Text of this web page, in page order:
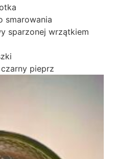
smarowania
sparzonej wrzątkiem
pieprz